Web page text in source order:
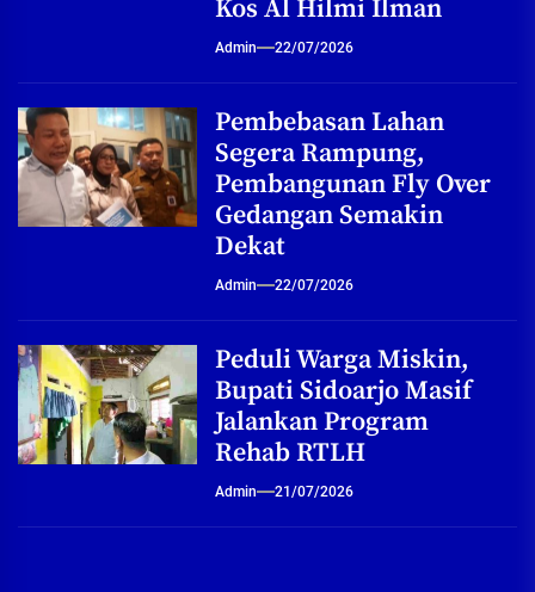
Kos Al Hilmi Ilman
Admin 22/07/2026
Pembebasan Lahan
Segera Rampung,
Pembangunan Fly Over
Gedangan Semakin
Dekat
Admin 22/07/2026
Peduli Warga Miskin,
Bupati Sidoarjo Masif
Jalankan Program
Rehab RTLH
Admin 21/07/2026